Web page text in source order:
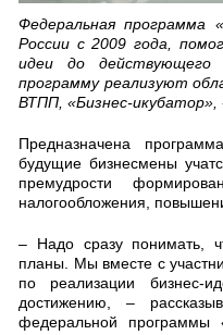
Федеральная
России с 2009 года,
идеи до действующего
программу реализуют
ВТПП, «Бизнес-
Предназначена
будущие бизнесмены
премудрости
налогообложения,
– Надо сразу понимать,
планы. Мы вместе с
по реализации бизнес-
достижению, –
федеральной программы